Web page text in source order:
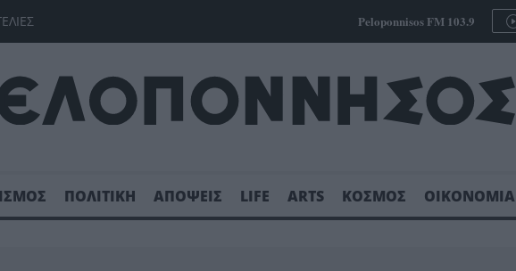
Peloponnisos FM 103.9
ΠΟΛΙΤΙΚΗ ΑΠΟΨΕΙΣ LIFE ARTS ΚΟΣΜΟΣ ΟΙΚΟΝΟΜΙΑ